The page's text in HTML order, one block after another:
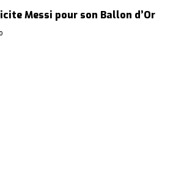
Messi pour son Ballon d’Or